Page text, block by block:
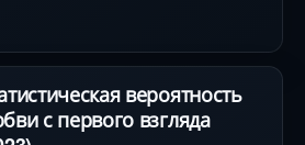
вероятность
с первого взгляда